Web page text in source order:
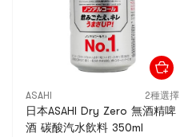
ASAHI 2種選擇
日本ASAHI Dry Zero 無酒精啤
酒 碳酸汽水飲料 350ml